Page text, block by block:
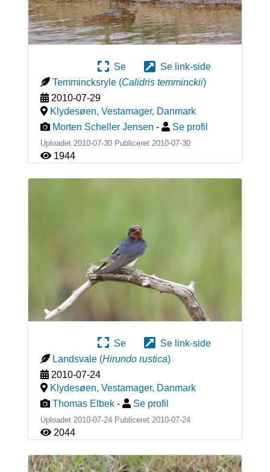
Se
Se link-side
Temmincksryle (Calidris temminckii)
2010-07-29
Klydesøen, Vestamager, Danmark
Morten Scheller Jensen - Se profil
Uploadet 2010-07-30 Publiceret 2010-07-30
1944
Se
Se link-side
Landsvale (Hirundo rustica)
2010-07-24
Klydesøen, Vestamager, Danmark
Thomas Elbek - Se profil
Uploadet 2010-07-24 Publiceret 2010-07-24
2044